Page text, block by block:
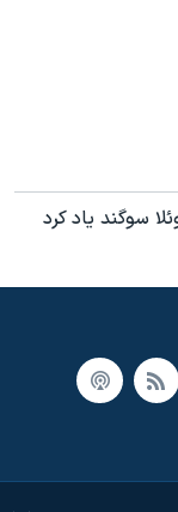
سوگند ياد کرد